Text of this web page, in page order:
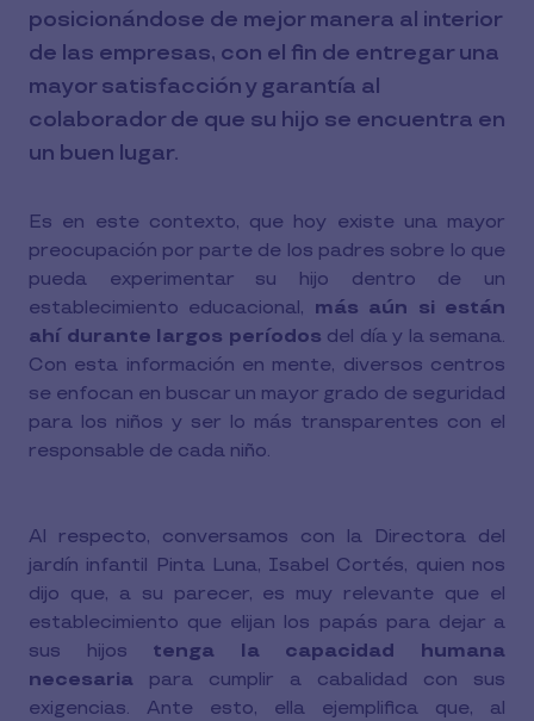
posicionándose de mejor manera al interior
de las empresas, con el fin de entregar una
mayor satisfacción y garantía al
colaborador de que su hijo se encuentra en
un buen lugar.
Es en este contexto, que hoy existe una mayor
preocupación por parte de los padres sobre lo que
pueda experimentar su hijo dentro de un
establecimiento educacional, más aún si están
ahí durante largos períodos del día y la semana.
Con esta información en mente, diversos centros
se enfocan en buscar un mayor grado de seguridad
para los niños y ser lo más transparentes con el
responsable de cada niño.
Al respecto, conversamos con la Directora del
jardín infantil Pinta Luna, Isabel Cortés, quien nos
dijo que, a su parecer, es muy relevante que el
establecimiento que elijan los papás para dejar a
sus hijos tenga la capacidad humana
necesaria para cumplir a cabalidad con sus
exigencias. Ante esto, ella ejemplifica que, al